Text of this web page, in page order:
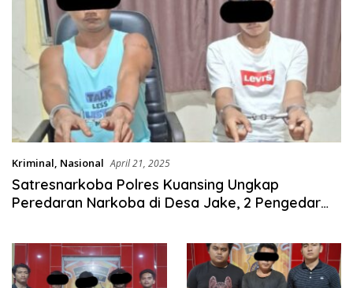
Kriminal, Nasional April 21, 2025
Satresnarkoba Polres Kuansing Ungkap
Peredaran Narkoba di Desa Jake, 2 Pengedar